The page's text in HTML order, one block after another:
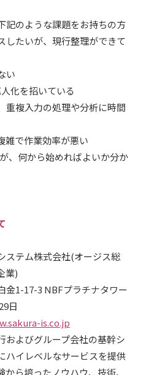
記のような課題をお持ちの方
したいが、現行整理ができて
い
化を招いている
重複入力の処理や分析に時間
雑で作業効率が悪い
、何から始めればよいか分か
ム株式会社(オージス総
業)
3 NBFプラチナタワー
日
is.co.jp
びグループ会社の基幹シ
ハイレベルなサービスを提供
ら培ったノウハウ、技術、